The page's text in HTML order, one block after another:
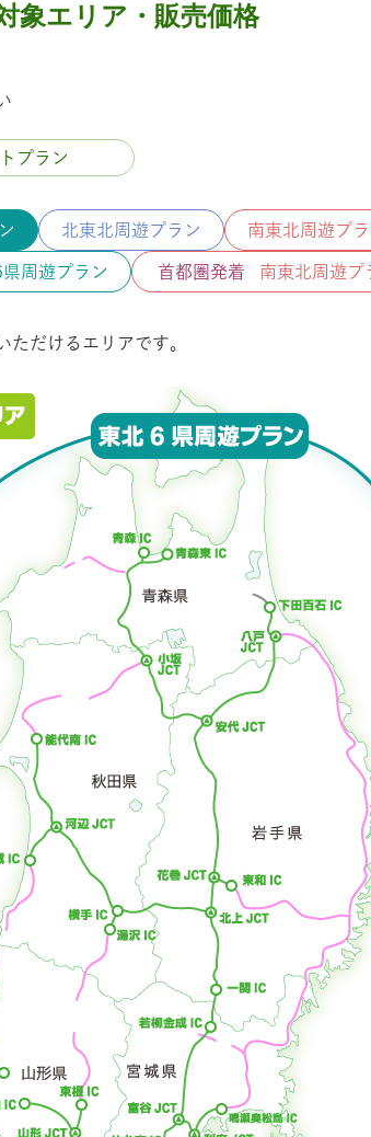
象エリア・販売価格
プラン
北東北周遊プラン 南東北周遊プ
周遊プラン 首都圏発着 南東北周遊プ
ただけるエリアです。